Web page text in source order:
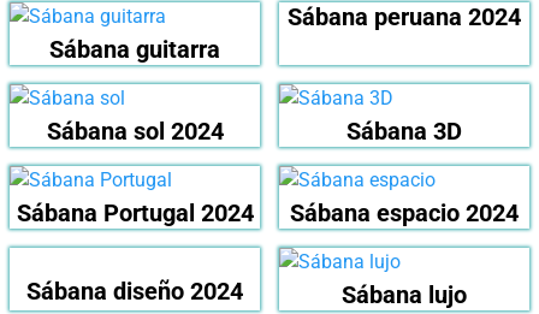
Sábana guitarra
Sábana peruana 2024
Sábana sol 2024 Sábana 3D
Sábana Portugal 2024 Sábana espacio 2024
Sábana diseño 2024 Sábana lujo